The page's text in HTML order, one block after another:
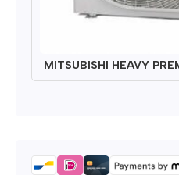
MITSUBISHI HEAVY